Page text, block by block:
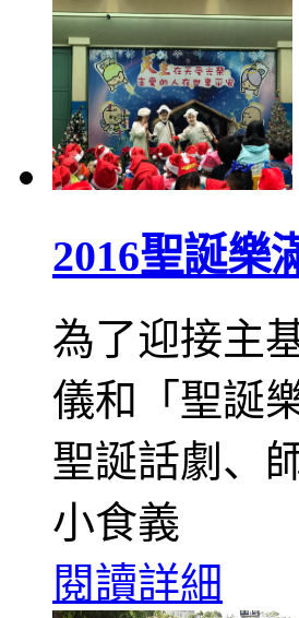
2016聖誕樂
為了迎接主
儀和「聖誕
聖誕話劇、
小食義
閱讀詳細